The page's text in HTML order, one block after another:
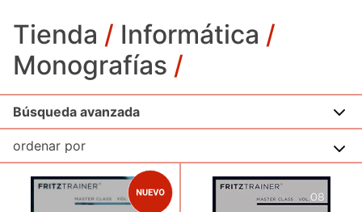
Tienda / Informática /
Monografías /
Búsqueda avanzada